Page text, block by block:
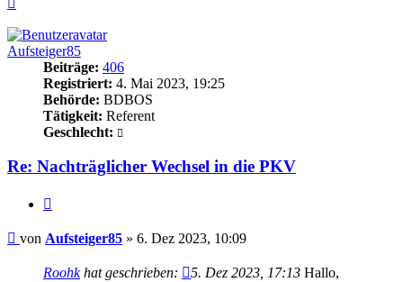
Aufsteiger85
Beiträge: 406
Registriert: 4. Mai 2023, 19:25
Behörde: BDBOS
Tätigkeit: Referent
Geschlecht:
Re: Nachträglicher Wechsel in die PKV
Beitrag
von Aufsteiger85 » 6. Dez 2023, 10:09
Roohkhat geschrieben: 5. Dez 2023, 17:13 Hallo,